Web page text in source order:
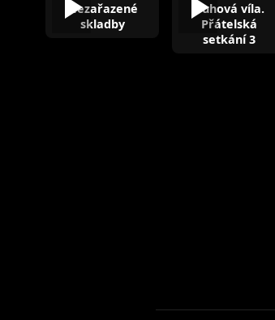
Nezařazené
skladby
Duhová víla.
Přátelská
setkání 3